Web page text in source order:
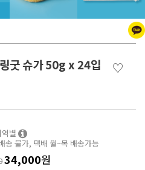
굿 슈가 50g x 24입
♡
역별
송 불가, 택배 월~목 배송가능
34,000원